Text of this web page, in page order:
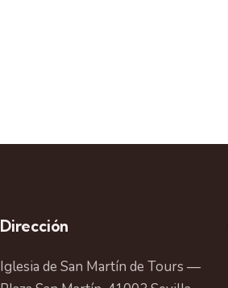
Dirección
Iglesia de San Martín de Tours —